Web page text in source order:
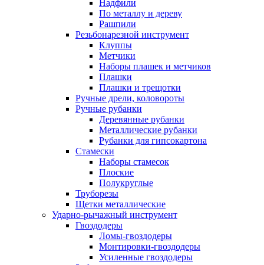
Надфили
По металлу и дереву
Рашпили
Резьбонарезной инструмент
Клуппы
Метчики
Наборы плашек и метчиков
Плашки
Плашки и трещотки
Ручные дрели, коловороты
Ручные рубанки
Деревянные рубанки
Металлические рубанки
Рубанки для гипсокартона
Стамески
Наборы стамесок
Плоские
Полукруглые
Труборезы
Щетки металлические
Ударно-рычажный инструмент
Гвоздодеры
Ломы-гвоздодеры
Монтировки-гвоздодеры
Усиленные гвоздодеры